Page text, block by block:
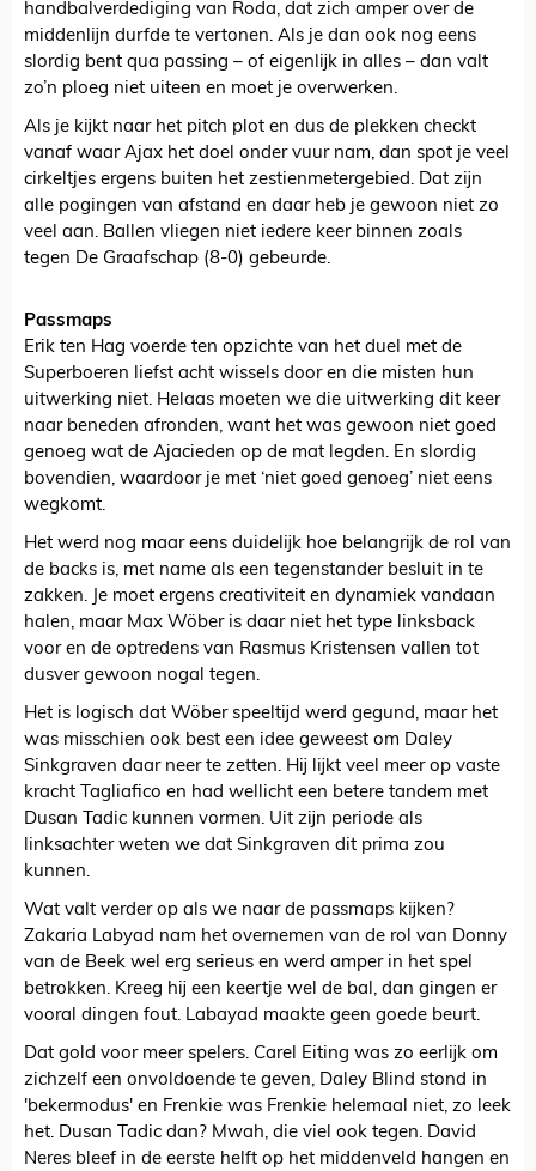
handbalverdediging van Roda, dat zich amper over de
middenlijn durfde te vertonen. Als je dan ook nog eens
slordig bent qua passing – of eigenlijk in alles – dan valt
zo’n ploeg niet uiteen en moet je overwerken.
Als je kijkt naar het pitch plot en dus de plekken checkt
vanaf waar Ajax het doel onder vuur nam, dan spot je veel
cirkeltjes ergens buiten het zestienmetergebied. Dat zijn
alle pogingen van afstand en daar heb je gewoon niet zo
veel aan. Ballen vliegen niet iedere keer binnen zoals
tegen De Graafschap (8-0) gebeurde.
Passmaps
Erik ten Hag voerde ten opzichte van het duel met de
Superboeren liefst acht wissels door en die misten hun
uitwerking niet. Helaas moeten we die uitwerking dit keer
naar beneden afronden, want het was gewoon niet goed
genoeg wat de Ajacieden op de mat legden. En slordig
bovendien, waardoor je met ‘niet goed genoeg’ niet eens
wegkomt.
Het werd nog maar eens duidelijk hoe belangrijk de rol van
de backs is, met name als een tegenstander besluit in te
zakken. Je moet ergens creativiteit en dynamiek vandaan
halen, maar Max Wöber is daar niet het type linksback
voor en de optredens van Rasmus Kristensen vallen tot
dusver gewoon nogal tegen.
Het is logisch dat Wöber speeltijd werd gegund, maar het
was misschien ook best een idee geweest om Daley
Sinkgraven daar neer te zetten. Hij lijkt veel meer op vaste
kracht Tagliafico en had wellicht een betere tandem met
Dusan Tadic kunnen vormen. Uit zijn periode als
linksachter weten we dat Sinkgraven dit prima zou
kunnen.
Wat valt verder op als we naar de passmaps kijken?
Zakaria Labyad nam het overnemen van de rol van Donny
van de Beek wel erg serieus en werd amper in het spel
betrokken. Kreeg hij een keertje wel de bal, dan gingen er
vooral dingen fout. Labayad maakte geen goede beurt.
Dat gold voor meer spelers. Carel Eiting was zo eerlijk om
zichzelf een onvoldoende te geven, Daley Blind stond in
'bekermodus' en Frenkie was Frenkie helemaal niet, zo leek
het. Dusan Tadic dan? Mwah, die viel ook tegen. David
Neres bleef in de eerste helft op het middenveld hangen en